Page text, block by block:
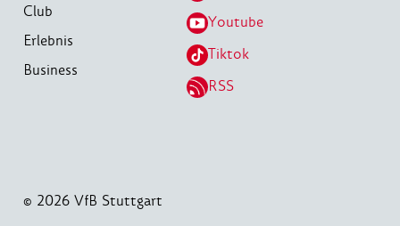
Club
Erlebnis
Business
Youtube
Tiktok
RSS
© 2026 VfB Stuttgart